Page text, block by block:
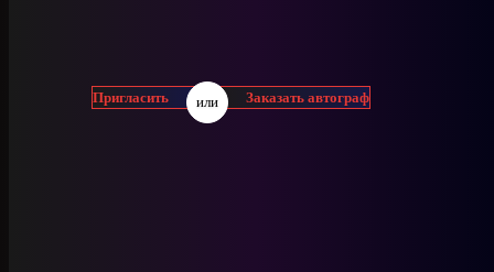
Пригласить или Заказать автограф